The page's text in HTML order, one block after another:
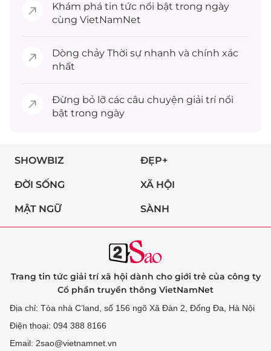
Khám phá tin tức nổi bật trong ngày
cùng VietNamNet
Dòng chảy Thời sự nhanh và chính xác
nhất
Đừng bỏ lỡ các câu chuyện giải trínổi
bật trong ngày
SHOWBIZ ĐẸP+
ĐỜI SỐNG XÃ HỘI
MẬT NGỮ SÀNH
Trang tin tức giải trí xã hội dành cho giới trẻ của công ty
Cổ phần truyền thông VietNamNet
Địa chỉ: Tòa nhà C’land, số 156 ngõ Xã Đàn 2, Đống Đa, Hà Nội
Điện thoại: 094 388 8166
Email: 2sao@vietnamnet.vn